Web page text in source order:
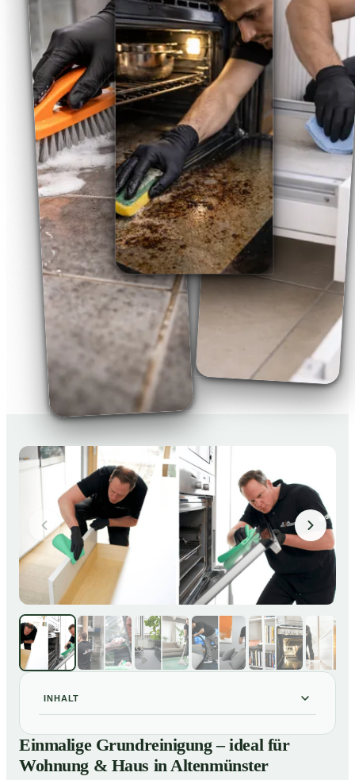
INHALT
Einmalige Grundreinigung – ideal für Wohnung & Haus
in Altenmünster
Einmalige Grundreinigung – ideal für
Wohnung & Haus in Altenmünster